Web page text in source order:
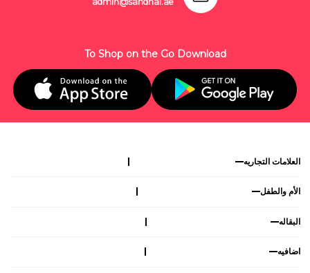
To Shop on the Go Download
العلامات التجاريه
الأم والطفل
البقاله
اضافيه